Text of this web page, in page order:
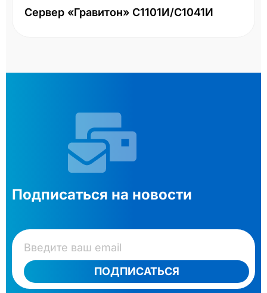
Сервер «Гравитон» С1101И/С1041И
Подписаться на новости
ПОДПИСАТЬСЯ